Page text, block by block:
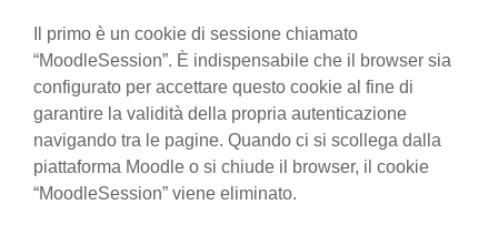
Il primo è un cookie di sessione chiamato
“MoodleSession”. È indispensabile che il browser sia
configurato per accettare questo cookie al fine di
garantire la validità della propria autenticazione
navigando tra le pagine. Quando ci si scollega dalla
piattaforma Moodle o si chiude il browser, il cookie
“MoodleSession” viene eliminato.